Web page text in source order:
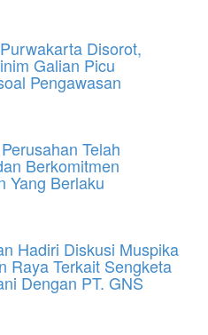
Disorot,
Galian Picu
Pengawasan
Telah
Berkomitmen
Yang Berlaku
Hadiri Diskusi Muspika
Raya Terkait Sengketa
Dengan PT. GNS